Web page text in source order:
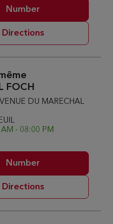
Number
Directions
FOCH
DU MARECHAL
- 08:00 PM
Number
Directions